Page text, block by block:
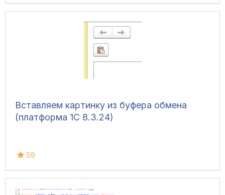
Вставляем картинку из буфера обмена
(платформа 1С 8.3.24)
59